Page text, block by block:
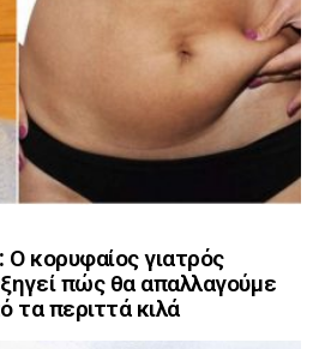
κορυφαίος γιατρός
πώς θα απαλλαγούμε
τα περιττά κιλά